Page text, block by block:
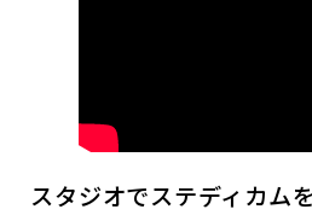
スタジオでステディカム